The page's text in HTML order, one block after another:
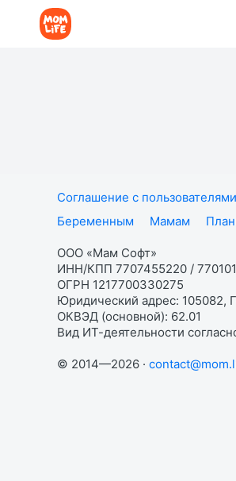
Соглашение с пользователями
Беременным
Мамам
ООО «Мам Софт»
ИНН/КПП 7707455220 /
ОГРН 1217700330275
Юридический адрес: 105082,
ОКВЭД (основной): 62.01
Вид ИТ-деятельности
© 2014—2026 ·